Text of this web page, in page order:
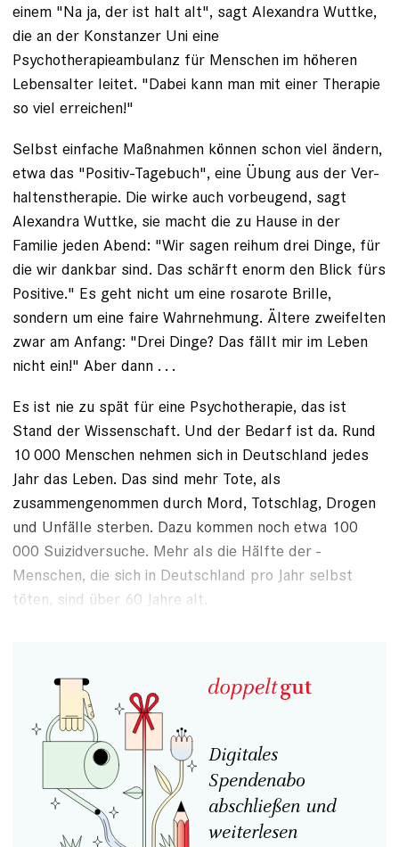
einem "Na ja, der ist halt alt", sagt Alexandra Wuttke,
die an der Konstanzer Uni eine
Psychotherapieambulanz für Menschen im höheren
Lebensalter leitet. "Dabei kann man mit einer Therapie
so viel erreichen!"
Selbst einfache Maßnahmen können schon viel ändern,
etwa das "Positiv-Tagebuch", eine Übung aus der Ver­
haltenstherapie. Die wirke auch vorbeugend, sagt
Alexandra Wuttke, sie macht die zu Hause in der
Familie jeden Abend: "Wir sagen reihum drei Dinge, für
die wir dankbar sind. Das schärft ­enorm den Blick fürs
Positive." Es geht nicht um eine rosarote Brille,
sondern um eine faire Wahrnehmung. ­Ältere zweifelten
zwar am Anfang: "Drei Dinge? Das fällt mir im Leben
nicht ein!" Aber dann . . .
Es ist nie zu spät für eine ­Psychotherapie, das ist
Stand der Wissenschaft. Und der Bedarf ist da. Rund
10 000 Menschen ­nehmen sich in Deutschland jedes
Jahr das Leben. Das sind mehr Tote, als
zusammengenommen durch Mord, Totschlag, Drogen
und Unfälle sterben. Dazu kommen noch etwa 100
000 Suizidversuche. Mehr als die Hälfte der ­
Menschen, die sich in Deutschland pro Jahr selbst
töten, sind über 60 Jahre alt.
Digitales
Spendenabo
abschließen und
weiterlesen